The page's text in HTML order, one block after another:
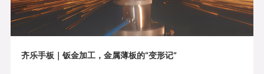
齐乐手板｜钣金加工，金属薄板的“变形记”